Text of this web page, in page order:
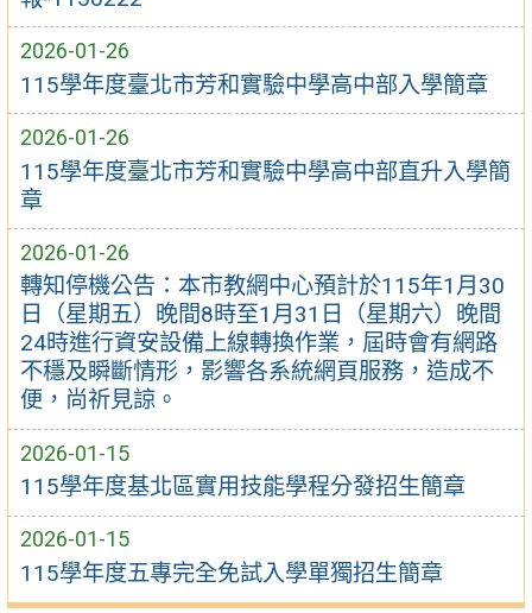
2026-01-26
115學年度臺北市芳和實驗中學高中部入學簡章
2026-01-26
115學年度臺北市芳和實驗中學高中部直升入學簡
章
2026-01-26
轉知停機公告：本市教網中心預計於115年1月30
日（星期五）晚間8時至1月31日（星期六）晚間
24時進行資安設備上線轉換作業，屆時會有網路
不穩及瞬斷情形，影響各系統網頁服務，造成不
便，尚祈見諒。
2026-01-15
115學年度基北區實用技能學程分發招生簡章
2026-01-15
115學年度五專完全免試入學單獨招生簡章